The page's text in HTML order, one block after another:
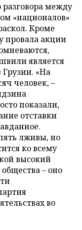
между
«националов»
Кроме
провала акции
является
«На
человек, –
показали,
отставки
лживы, но
ко всему
высокий
– оно
во